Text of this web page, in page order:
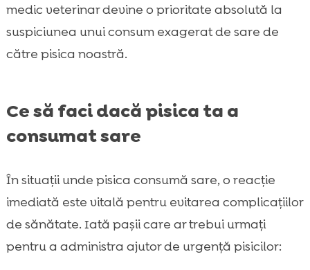
medic veterinar devine o prioritate absolută la
suspiciunea unui consum exagerat de sare de
către pisica noastră.
Ce să faci dacă pisica ta a
consumat sare
În situații unde pisica consumă sare, o reacție
imediată este vitală pentru evitarea complicațiilor
de sănătate. Iată pașii care ar trebui urmați
pentru a administra ajutor de urgență pisicilor: